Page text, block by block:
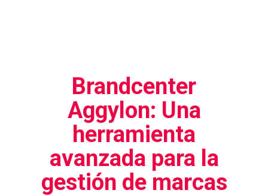
Brandcenter
Aggylon: Una
herramienta
avanzada para la
gestión de marcas